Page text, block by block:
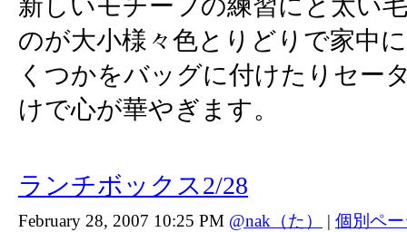
新しいモチーフの練習にと太い
のが大小様々色とりどりで家中
くつかをバッグに付けたりセー
けで心が華やぎます。
ランチボックス2/28
February 28, 2007 10:25 PM @nak（た） | 個別ペ